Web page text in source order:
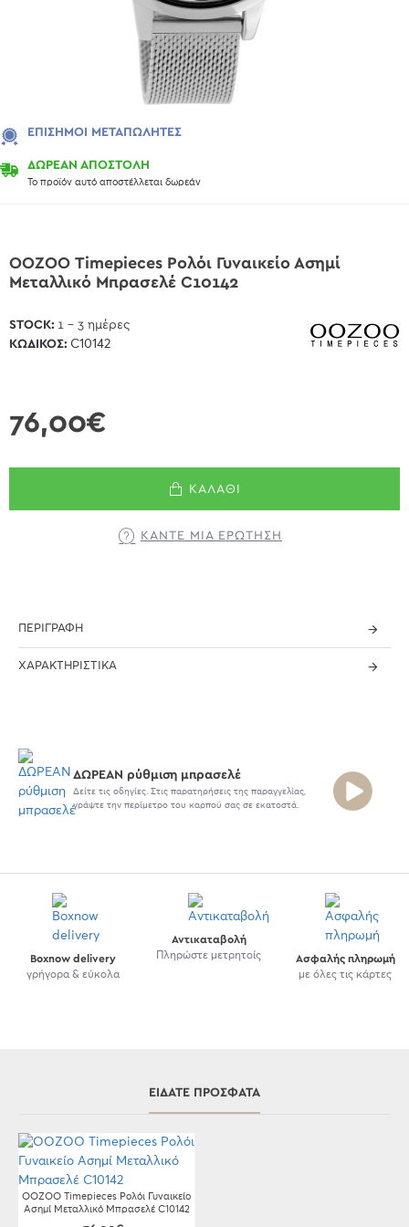
ΔΩΡΕΑΝ ΑΠΟΣΤΟΛΗ
Το προϊόν αυτό αποστέλλεται δωρεάν
ΕΠΊΣΗΜΟΙ ΜΕΤΑΠΩΛΗΤΈΣ
OOZOO Τimepieces Ρολόι Γυναικείο Ασημί
Μεταλλικό Μπρασελέ C10142
76,00€
STOCK: 1 - 3 ημέρες
ΚΩΔΙΚΌΣ: C10142
ΚΑΛΆΘΙ
ΚΆΝΤΕ ΜΊΑ ΕΡΏΤΗΣΗ
ΠΕΡΙΓΡΑΦΉ
ΧΑΡΑΚΤΗΡΙΣΤΙΚΆ
Boxnow delivery
γρήγορα & εύκολα
Αντικαταβολή
Πληρώστε μετρητοίς
Ασφαλής πληρωμή
με όλες τις κάρτες
ΔΩΡΕΑΝ ρύθμιση μπρασελέ
Δείτε τις οδηγίες. Στις παρατηρήσεις της παραγγελίας,
γράψτε την περίμετρο του καρπού σας σε εκατοστά.
ΕΊΔΑΤΕ ΠΡΌΣΦΑΤΑ
OOZOO Τimepieces Ρολόι Γυναικείο
Ασημί Μεταλλικό Μπρασελέ C10142